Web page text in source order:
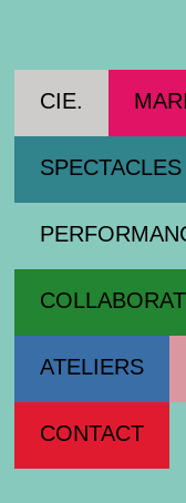
CIE.
SPECTACLES
ATELIERS
CONTACT